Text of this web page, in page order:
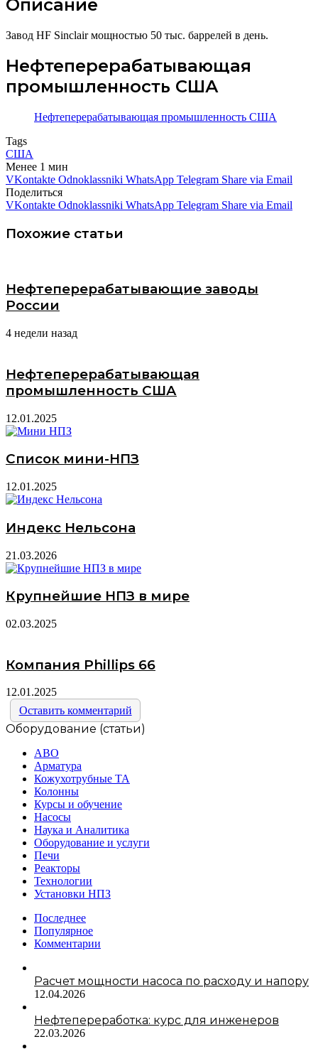
Описание
Завод HF Sinclair мощностью 50 тыс. баррелей в день.
Нефтеперерабатывающая
промышленность США
Нефтеперерабатывающая промышленность США
Tags
США
Менее 1 мин
VKontakte Odnoklassniki WhatsApp Telegram Share via Email
Поделиться
VKontakte Odnoklassniki WhatsApp Telegram Share via Email
Похожие статьи
Нефтеперерабатывающие заводы
России
4 недели назад
Нефтеперерабатывающая
промышленность США
12.01.2025
Список мини-НПЗ
12.01.2025
Индекс Нельсона
21.03.2026
Крупнейшие НПЗ в мире
02.03.2025
Компания Phillips 66
12.01.2025
Оставить комментарий
Оборудование (статьи)
АВО
Арматура
Кожухотрубные ТА
Колонны
Курсы и обучение
Насосы
Наука и Аналитика
Оборудование и услуги
Печи
Реакторы
Технологии
Установки НПЗ
Последнее
Популярное
Комментарии
Расчет мощности насоса по расходу и напору
12.04.2026
Нефтепереработка: курс для инженеров
22.03.2026